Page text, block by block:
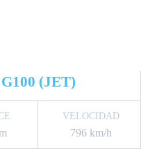
(JET)
VELOCIDAD
796 km/h